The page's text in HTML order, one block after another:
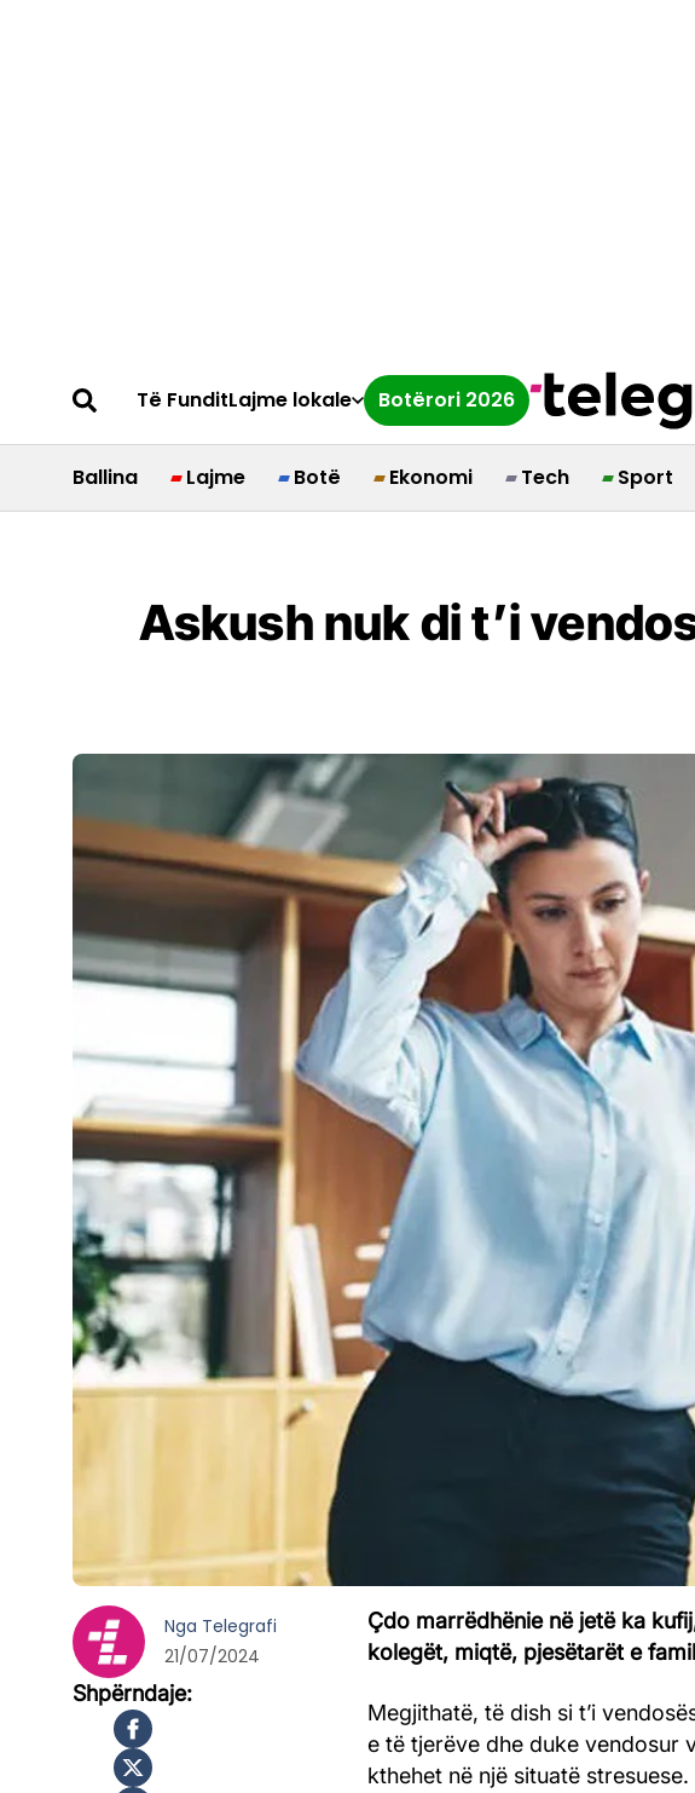
Të FunditLajme lokale Botërori 2026
Ballina Lajme Botë Ekonomi Tech Sport
Askush nuk di t’i
Çdo marrëdhënie në jetë ka
kolegët, miqtë, pjesëtarët e
Megjithatë, të dish si t’i
e të tjerëve dhe duke vendosur
kthehet në një situatë stresuese.
Nga Telegrafi
21/07/2024